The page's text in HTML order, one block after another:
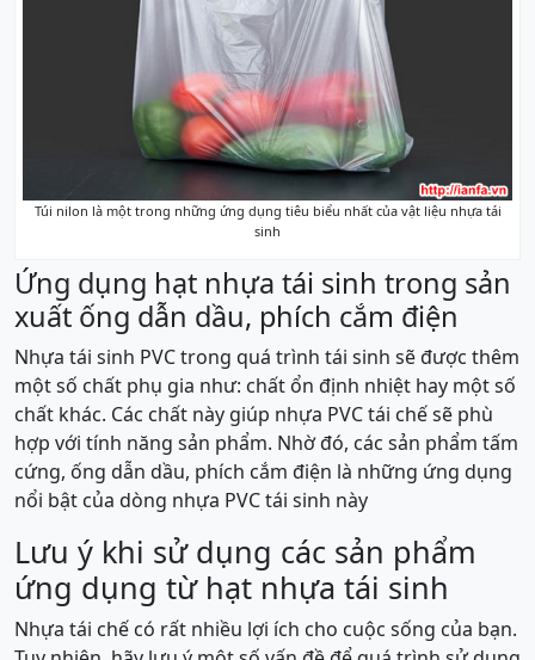
Túi nilon là một trong những ứng dụng tiêu biểu nhất của vật liệu nhựa tái
sinh
Ứng dụng hạt nhựa tái sinh trong sản
xuất ống dẫn dầu, phích cắm điện
Nhựa tái sinh PVC trong quá trình tái sinh sẽ được thêm
một số chất phụ gia như: chất ổn định nhiệt hay một số
chất khác. Các chất này giúp nhựa PVC tái chế sẽ phù
hợp với tính năng sản phẩm. Nhờ đó, các sản phẩm tấm
cứng, ống dẫn dầu, phích cắm điện là những ứng dụng
nổi bật của dòng nhựa PVC tái sinh này
Lưu ý khi sử dụng các sản phẩm
ứng dụng từ hạt nhựa tái sinh
Nhựa tái chế có rất nhiều lợi ích cho cuộc sống của bạn.